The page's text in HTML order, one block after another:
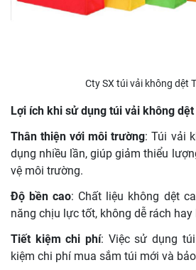
Cty SX túi vải không dệt
Lợi ích khi sử dụng túi vải không dệt
Thân thiện với môi trường: Túi vải
dụng nhiều lần, giúp giảm thiểu
vệ môi trường.
Độ bền cao: Chất liệu không dệt
năng chịu lực tốt, không dễ rách hay
Tiết kiệm chi phí: Việc sử dụng
kiệm chi phí mua sắm túi mới và